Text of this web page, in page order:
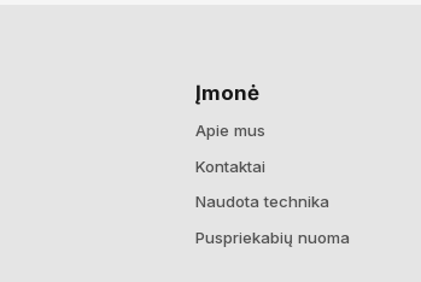
Įmonė
Apie mus
Kontaktai
Naudota technika
Puspriekabių nuoma